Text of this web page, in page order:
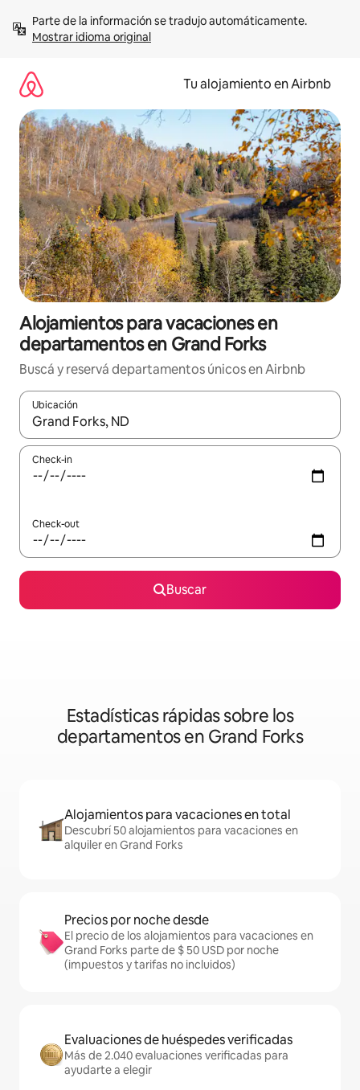
contenidoMostrar idioma original
Tu alojamiento en Airbnb
Alojamientos para vacaciones en
departamentos en Grand Forks
Buscá y reservá departamentos únicos en Airbnb
Ubicación
Cuando los resultados estén disponibles, navegá con las
Check-in
Check-out
Buscar
Estadísticas rápidas sobre los
departamentos en Grand Forks
Alojamientos para vacaciones en total
Descubrí 50 alojamientos para vacaciones en
alquiler en Grand Forks
Precios por noche desde
El precio de los alojamientos para vacaciones en
Grand Forks parte de $ 50 USD por noche
(impuestos y tarifas no incluidos)
Evaluaciones de huéspedes verificadas
Más de 2.040 evaluaciones verificadas para
ayudarte a elegir